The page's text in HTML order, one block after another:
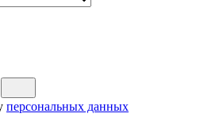
персональных данных